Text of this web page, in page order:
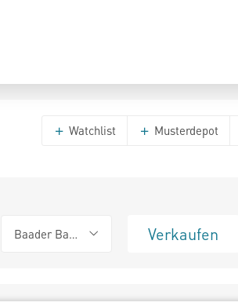
Watchlist Musterdepot
Baader Bank (Baadex) Verkaufen